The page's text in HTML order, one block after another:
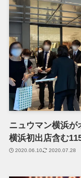
ニュウマン横浜が
横浜初出店含む
2020.06.10 2020.07.28